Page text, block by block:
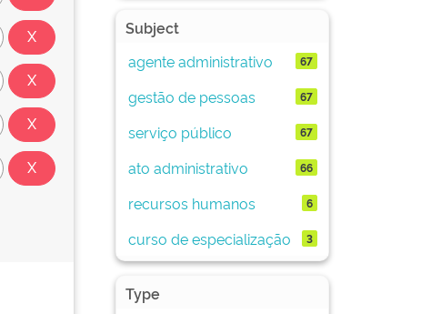
Subject
agente administrativo
67
gestão de pessoas 67
serviço público 67
ato administrativo 66
recursos humanos 6
curso de especialização 3
Type